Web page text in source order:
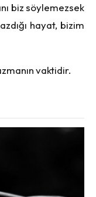
biz söylemezsek
hayat, bizim
vaktidir.